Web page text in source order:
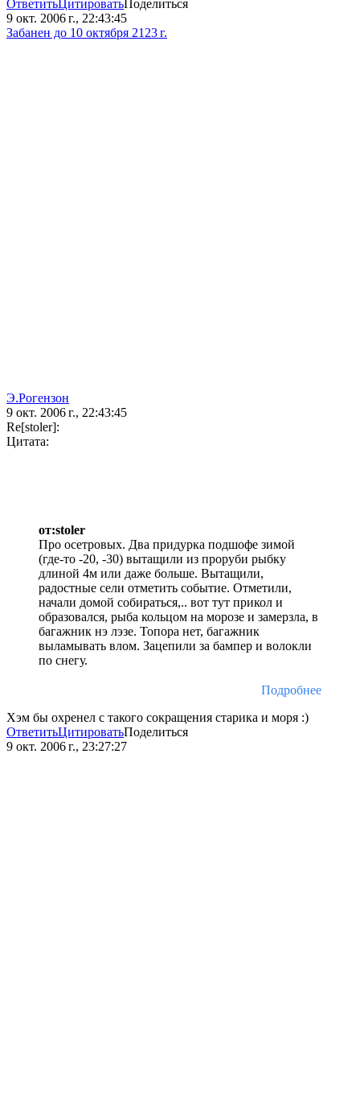
Ответить Цитировать Поделиться
9 окт. 2006 г., 22:43:45
Забанен до 10 октября 2123 г.
Э.Рогензон
9 окт. 2006 г., 22:43:45
Re[stoler]:
Цитата:
от:stoler
Про осетровых. Два придурка подшофе зимой
(где-то -20, -30) вытащили из проруби рыбку
длиной 4м или даже больше. Вытащили,
радостные сели отметить событие. Отметили,
начали домой собираться,.. вот тут прикол и
образовался, рыба кольцом на морозе и замерзла, в
багажник нэ лэзе. Топора нет, багажник
выламывать влом. Зацепили за бампер и волокли
по снегу.
Подробнее
Хэм бы охренел с такого сокращения старика и моря :)
ОтветитьЦитироватьПоделиться
9 окт. 2006 г., 23:27:27